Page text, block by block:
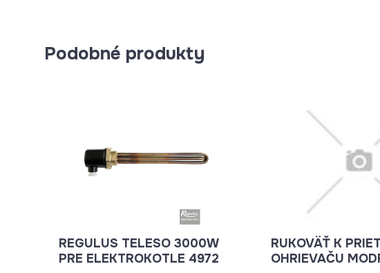
Podobné produkty
REGULUS TELESO 3000W
PRE ELEKTROKOTLE 4972
RUKOVÄŤ K